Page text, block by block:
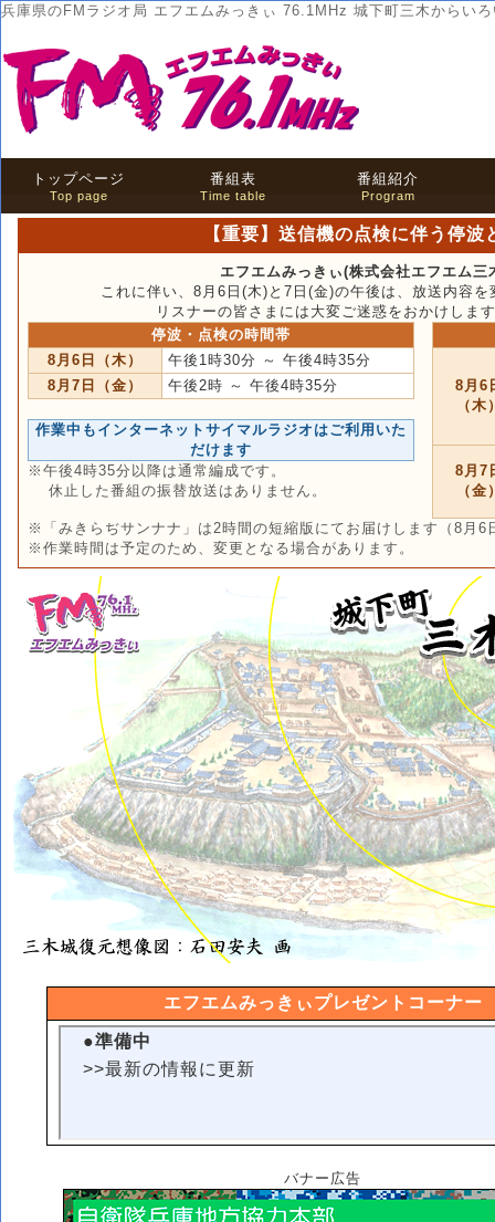
兵庫県のFMラジオ局 エフエムみっきぃ 76.1MHz 城下町三木からい
トップページ
Top page
番組表
Time table
番組紹介
Program
【重要】送信機の点検に伴う停
エフエムみっきぃ(株式会社エフエム
これに伴い、8月6日(木)と7日(金)の午後は、放送内容
リスナーの皆さまには大変ご迷惑をおかけしま
停波・点検の時間帯
8月6日（木）
午後1時30分 ～ 午後4時35分
8月7日（金）
午後2時 ～ 午後4時35分
作業中もインターネットサイマルラジオはご利用いた
だけます
※午後4時35分以降は通常編成です。
休止した番組の振替放送はありません。
8月6
（木
8月7
（金
※「みきらぢサンナナ」は2時間の短縮版にてお届けします（8月
※作業時間は予定のため、変更となる場合があります。
エフエムみっきぃプレゼントコーナー
バナー広告